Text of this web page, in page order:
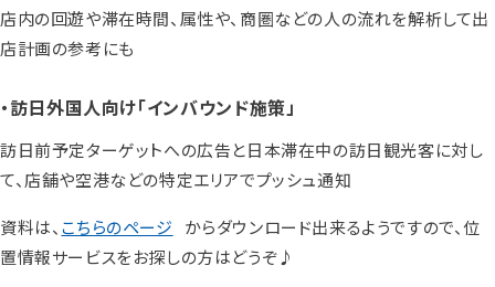
店内の回遊や滞在時間、属性や、商圏などの人の流れを解析して出
店計画の参考にも
・訪日外国人向け「インバウンド施策」
訪日前予定ターゲットへの広告と日本滞在中の訪日観光客に対し
て、店舗や空港などの特定エリアでプッシュ通知
資料は、こちらのページ
からダウンロード出来るようですので、位
置情報サービスをお探しの方はどうぞ♪